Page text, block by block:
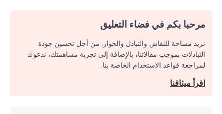
مرحبا بكم في فضاء التعليق
نريد مساحة للنقاش والتبادل والحوار. من أجل تحسين جودة
التبادلات بموجب مقالاتنا، بالإضافة إلى تجربة مساهمتك، ندعوك
لمراجعة قواعد الاستخدام الخاصة بنا.
اقرأ ميثاقنا